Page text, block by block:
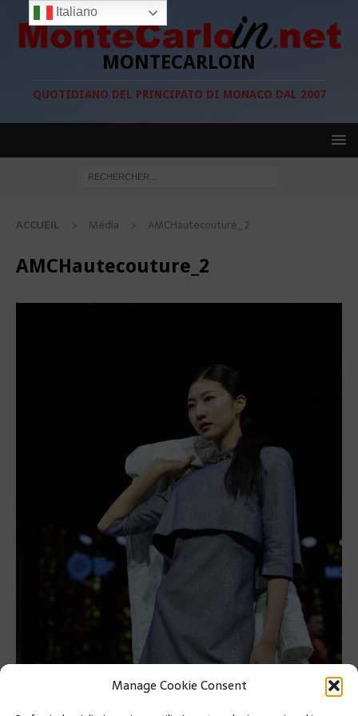
Manage Cookie Consent
MONTECARLOIN
QUOTIDIANO DEL PRINCIPATO DI MONACO DAL 2007
ACCUEIL Média AMCHautecouture_2
AMCHautecouture_2
Italiano